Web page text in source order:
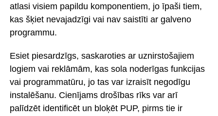
atlasi visiem papildu komponentiem, jo īpaši tiem,
kas šķiet nevajadzīgi vai nav saistīti ar galveno
programmu.
Esiet piesardzīgs, saskaroties ar uznirstošajiem
logiem vai reklāmām, kas sola noderīgas funkcijas
vai programmatūru, jo tas var izraisīt negodīgu
instalēšanu. Cienījams drošības rīks var arī
palīdzēt identificēt un bloķēt PUP, pirms tie ir